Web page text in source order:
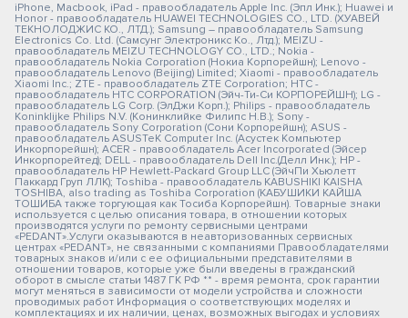
iPhone, Macbook, iPad - правообладатель Apple Inc. (Эпл Инк.); Huawei и
Honor - правообладатель HUAWEI TECHNOLOGIES CO., LTD. (ХУАВЕЙ
ТЕКНОЛОДЖИС КО., ЛТД.); Samsung – правообладатель Samsung
Electronics Co. Ltd. (Самсунг Электроникс Ко., Лтд.); MEIZU -
правообладатель MEIZU TECHNOLOGY CO., LTD.; Nokia -
правообладатель Nokia Corporation (Нокиа Корпорейшн); Lenovo -
правообладатель Lenovo (Beijing) Limited; Xiaomi - правообладатель
Xiaomi Inc.; ZTE - правообладатель ZTE Corporation; HTC -
правообладатель HTC CORPORATION (Эйч-Ти-Си КОРПОРЕЙШН); LG -
правообладатель LG Corp. (ЭлДжи Корп.); Philips - правообладатель
Koninklijke Philips N.V. (Конинклийке Филипс Н.В.); Sony -
правообладатель Sony Corporation (Сони Корпорейшн); ASUS -
правообладатель ASUSTeK Computer Inc. (Асустек Компьютер
Инкорпорейшн); ACER - правообладатель Acer Incorporated (Эйсер
Инкорпорейтед); DELL - правообладатель Dell Inc.(Делл Инк.); HP -
правообладатель HP Hewlett-Packard Group LLC (ЭйчПи Хьюлетт
Паккард Груп ЛЛК); Toshiba - правообладатель KABUSHIKI KAISHA
TOSHIBA, also trading as Toshiba Corporation (КАБУШИКИ КАЙША
ТОШИБА также торгующая как Тосиба Корпорейшн). Товарные знаки
используется с целью описания товара, в отношении которых
производятся услуги по ремонту сервисными центрами
«PEDANT».Услуги оказываются в неавторизованных сервисных
центрах «PEDANT», не связанными с компаниями Правообладателями
товарных знаков и/или с ее официальными представителями в
отношении товаров, которые уже были введены в гражданский
оборот в смысле статьи 1487 ГК РФ ** - время ремонта, срок гарантии
могут меняться в зависимости от модели устройства и сложности
проводимых работ Информация о соответствующих моделях и
комплектациях и их наличии, ценах, возможных выгодах и условиях